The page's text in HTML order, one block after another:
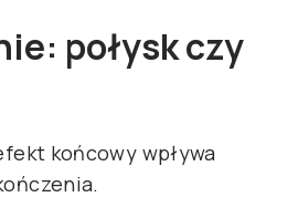
połysk czy
końcowy wpływa